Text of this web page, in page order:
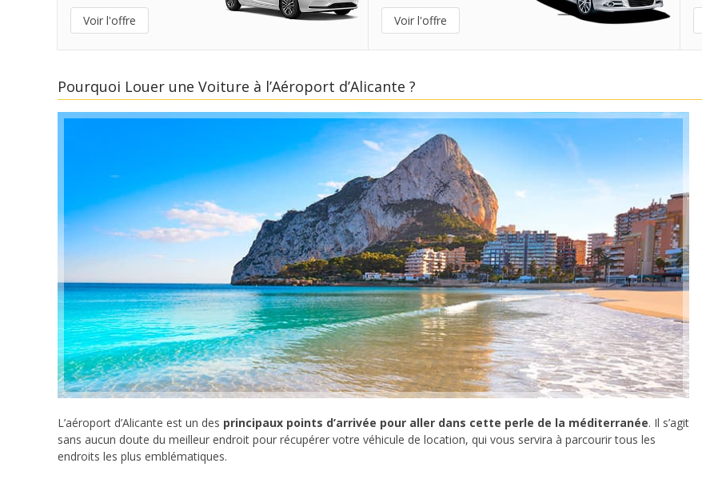
Voir l'offre Voir l'offre
Pourquoi Louer une Voiture à l’Aéroport d’Alicante ?
L’aéroport d’Alicante est un des principaux points d’arrivée pour aller dans cette perle de la méditerranée. Il s’agit
sans aucun doute du meilleur endroit pour récupérer votre véhicule de location, qui vous servira à parcourir tous les
endroits les plus emblématiques.